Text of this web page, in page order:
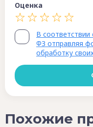
Оценка
В
ФЗ отправляя
обработку
Похожие